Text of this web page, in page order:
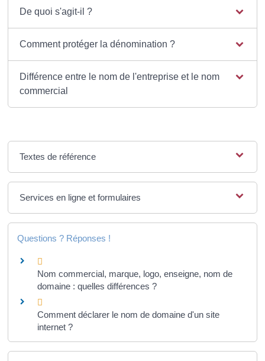
De quoi s'agit-il ?
Comment protéger la dénomination ?
Différence entre le nom de l'entreprise et le nom
commercial
Textes de référence
Services en ligne et formulaires
Questions ? Réponses !
Nom commercial, marque, logo, enseigne, nom de
domaine : quelles différences ?
Comment déclarer le nom de domaine d'un site
internet ?